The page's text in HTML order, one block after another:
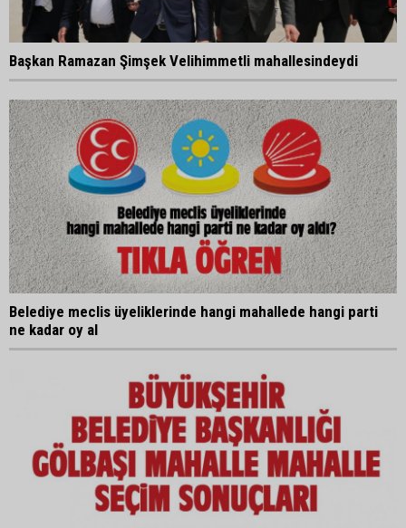
Başkan Ramazan Şimşek Velihimmetli mahallesindeydi
Belediye meclis üyeliklerinde hangi mahallede hangi parti
ne kadar oy al